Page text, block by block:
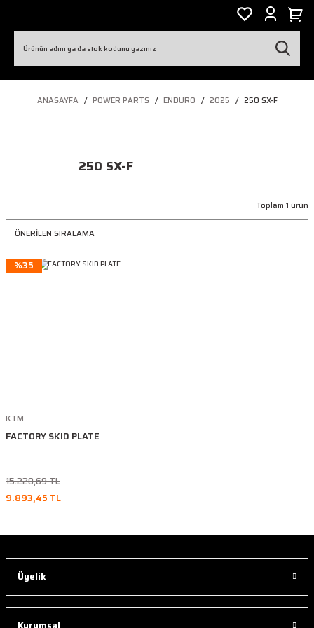
ANASAYFA POWER PARTS ENDURO 2025 250 SX-F
250 SX-F
Toplam 1 ürün
%35
KTM
FACTORY SKID PLATE
15.220,69 TL
9.893,45 TL
Üyelik